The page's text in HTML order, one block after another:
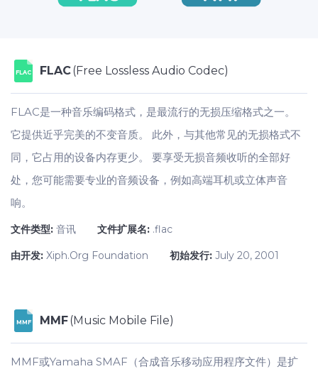
FLAC FLAC(Free Lossless Audio Codec)
FLAC是一种音乐编码格式，是最流行的无损压缩格式之一。
它提供近乎完美的不变音质。 此外，与其他常见的无损格式不
同，它占用的设备内存更少。 要享受无损音频收听的全部好
处，您可能需要专业的音频设备，例如高端耳机或立体声音
响。
文件类型: 音讯 文件扩展名: .flac
由开发: Xiph.Org Foundation 初始发行: July 20, 2001
MMF MMF(Music Mobile File)
MMF或Yamaha SMAF（合成音乐移动应用程序文件）是扩